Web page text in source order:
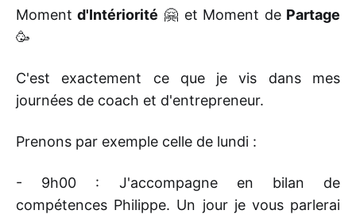
Momentd'Intériorité 🤗 et Moment de Partage
🥳
C'est exactement ce que je vis dans mes
journées de coach et d'entrepreneur.
Prenons par exemple celle de lundi :
- 9h00 : J'accompagne en bilan de
compétences Philippe. Un jour je vous parlerai